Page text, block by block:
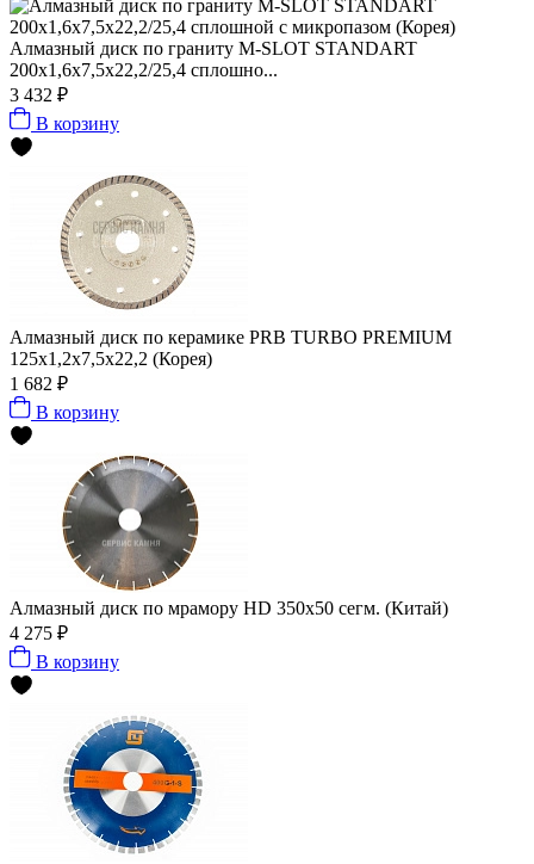
Алмазный диск по граниту M-SLOT STANDART
200x1,6x7,5x22,2/25,4 сплошно...
3 432 ₽
В корзину
Алмазный диск по керамике PRB TURBO PREMIUM
125x1,2x7,5x22,2 (Корея)
1 682 ₽
В корзину
Алмазный диск по мрамору HD 350x50 сегм. (Китай)
4 275 ₽
В корзину